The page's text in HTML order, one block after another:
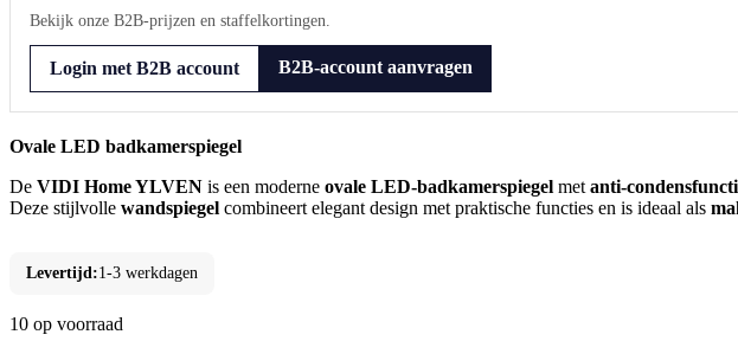
Bekijk onze B2B-prijzen en staffelkortingen.
Login met B2B account B2B-account aanvragen
Ovale LED badkamerspiegel
De VIDI Home YLVEN is een moderne ovale LED-badkamerspiegel met anti-
Deze stijlvolle wandspiegel combineert elegant design met praktische functies en is ideaal als
Levertijd:1-3 werkdagen
10 op voorraad